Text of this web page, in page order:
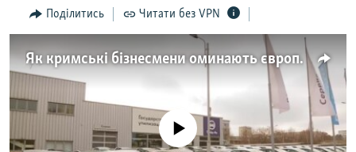
Перейти
до
пошуку
ПОГЛЯД
ІНТЕРВ'Ю
ВСЕ ЗА ДЕНЬ
СПЕЦПРОЕКТИ
ЯК ОБІЙТИ БЛОКУВАННЯ
Поділитись Читати без VPN
Як кримські бізнесмени оминають європейські санкції (відео)
No media source currently available